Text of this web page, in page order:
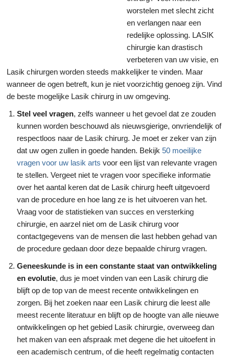
worstelen met slecht zicht
en verlangen naar een
redelijke oplossing. LASIK
chirurgie kan drastisch
verbeteren van uw visie, en
Lasik chirurgen worden steeds makkelijker te vinden. Maar
wanneer de ogen betreft, kun je niet voorzichtig genoeg zijn. Vind
de beste mogelijke Lasik chirurg in uw omgeving.
Stel veel vragen, zelfs wanneer u het gevoel dat ze zouden
kunnen worden beschouwd als nieuwsgierige, onvriendelijk of
respectloos naar de Lasik chirurg. Je moet er zeker van zijn
dat uw ogen zullen in goede handen. Bekijk 50 moeilijke
vragen voor uw lasik arts voor een lijst van relevante vragen
te stellen. Vergeet niet te vragen voor specifieke informatie
over het aantal keren dat de Lasik chirurg heeft uitgevoerd
van de procedure en hoe lang ze is het uitvoeren van het.
Vraag voor de statistieken van succes en versterking
chirurgie, en aarzel niet om de Lasik chirurg voor
contactgegevens van de mensen die last hebben gehad van
de procedure gedaan door deze bepaalde chirurg vragen.
Geneeskunde is in een constante staat van ontwikkeling
en evolutie, dus je moet vinden van een Lasik chirurg die
blijft op de top van de meest recente ontwikkelingen en
zorgen. Bij het zoeken naar een Lasik chirurg die leest alle
meest recente literatuur en blijft op de hoogte van alle nieuwe
ontwikkelingen op het gebied Lasik chirurgie, overweeg dan
het maken van een afspraak met degene die het uitoefent in
een academisch centrum, of die heeft regelmatig contacten